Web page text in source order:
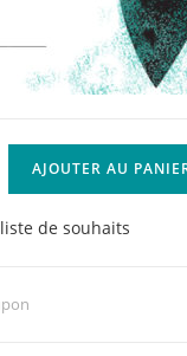
AJOUTER AU
de souhaits